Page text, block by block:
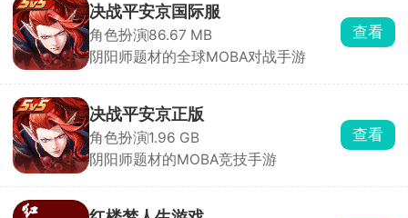
决战平安京国际服
角色扮演86.67 MB
阴阳师题材的全球MOBA对战手游
查看
决战平安京正版
角色扮演1.96 GB
阴阳师题材的MOBA竞技手游
查看